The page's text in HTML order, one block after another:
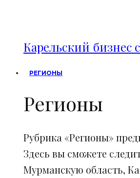
Карельский бизнес
РЕГИОНЫ
Регионы
Рубрика «Регионы»
Здесь вы сможете
Мурманскую область,